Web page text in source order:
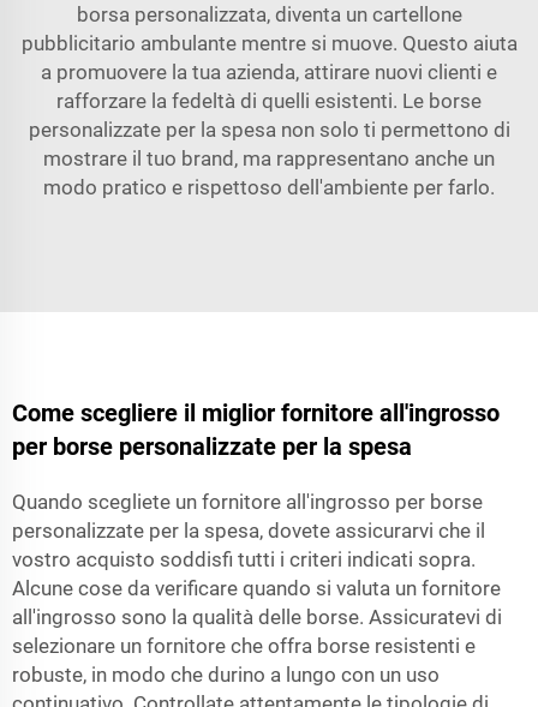
borsa personalizzata, diventa un cartellone
pubblicitario ambulante mentre si muove. Questo aiuta
a promuovere la tua azienda, attirare nuovi clienti e
rafforzare la fedeltà di quelli esistenti. Le borse
personalizzate per la spesa non solo ti permettono di
mostrare il tuo brand, ma rappresentano anche un
modo pratico e rispettoso dell'ambiente per farlo.
Come scegliere il miglior fornitore all'ingrosso
per borse personalizzate per la spesa
Quando scegliete un fornitore all'ingrosso per borse
personalizzate per la spesa, dovete assicurarvi che il
vostro acquisto soddisfi tutti i criteri indicati sopra.
Alcune cose da verificare quando si valuta un fornitore
all'ingrosso sono la qualità delle borse. Assicuratevi di
selezionare un fornitore che offra borse resistenti e
robuste, in modo che durino a lungo con un uso